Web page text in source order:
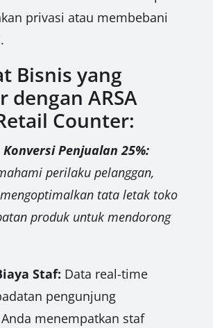
privasi atau membebani
Bisnis yang
dengan ARSA
Counter:
Penjualan 25%:
perilaku pelanggan,
tata letak toko
produk untuk mendorong
Staf: Data real-time
pengunjung
menempatkan staf